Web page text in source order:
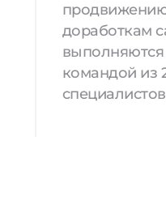
доработкам
командой из